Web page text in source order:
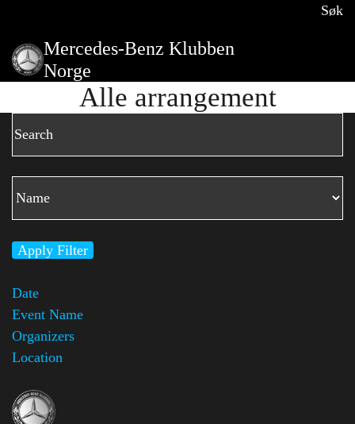
Søk
Mercedes-Benz Klubben
Norge
Alle arrangement
Apply Filter
Date
Event Name
Organizers
Location